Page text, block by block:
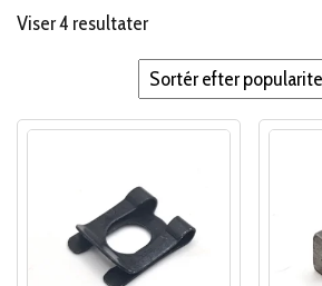
Viser 4 resultaterSorteret
efter
popularitet